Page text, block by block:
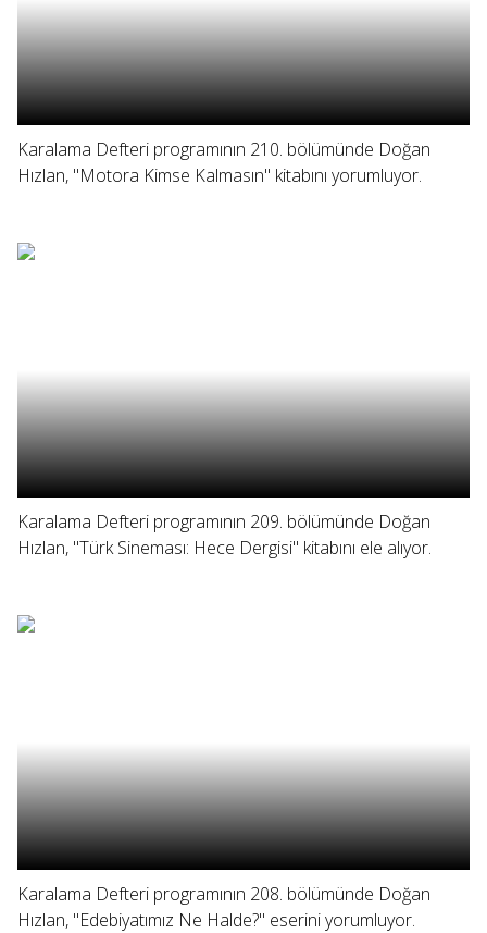
Karalama Defteri programının 210. bölümünde Doğan
Hızlan, "Motora Kimse Kalmasın" kitabını yorumluyor.
Karalama Defteri programının 209. bölümünde Doğan
Hızlan, "Türk Sineması: Hece Dergisi" kitabını ele alıyor.
Karalama Defteri programının 208. bölümünde Doğan
Hızlan, "Edebiyatımız Ne Halde?" eserini yorumluyor.